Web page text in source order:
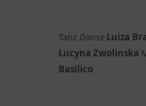
Tanz Danse Luiza
Lucyna Zwolinska
Basilico